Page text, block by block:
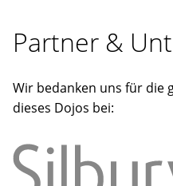
Partner &
Wir bedanken uns für die
dieses Dojos bei: